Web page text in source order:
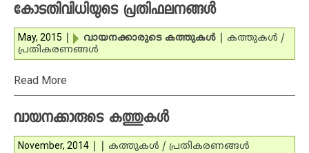
കോടതിവിധിയുടെ പ്രതിഫലനങ്ങള്‍
May, 2015 വായനക്കാരുടെ കത്തുകള്‍
കത്തുകള്‍ /
പ്രതികരണങ്ങള്‍
Read More
വായനക്കാരുടെ കത്തുകള്‍
November, 2014 കത്തുകള്‍ / പ്രതികരണങ്ങള്‍